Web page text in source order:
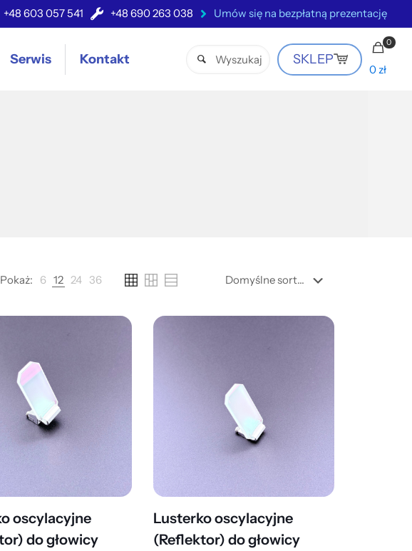
+48 603 057 541 +48 690 263 038 Umów się na bezpłatną prezentację
Serwis Kontakt SKLEP
0
0 zł
Pokaż: 6 12 24 36
oscylacyjne
do głowicy
Lusterko oscylacyjne
(Reflektor) do głowicy